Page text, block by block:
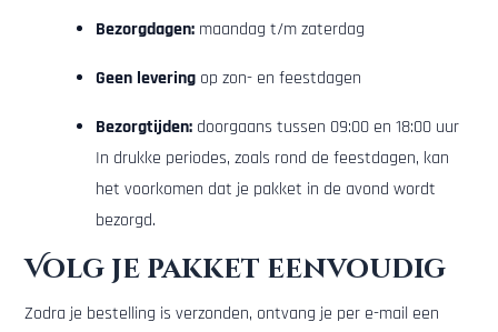
Bezorgdagen: maandag t/m zaterdag
Geen levering op zon- en feestdagen
Bezorgtijden: doorgaans tussen 09:00 en 18:00 uur
In drukke periodes, zoals rond de feestdagen, kan
het voorkomen dat je pakket in de avond wordt
bezorgd.
Volg je pakket eenvoudig
Zodra je bestelling is verzonden, ontvang je per e-mail een